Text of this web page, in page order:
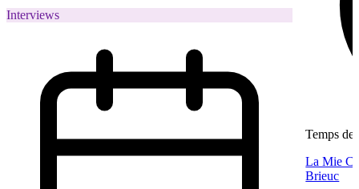
Interviews
Temps de
La Mie
Brieuc